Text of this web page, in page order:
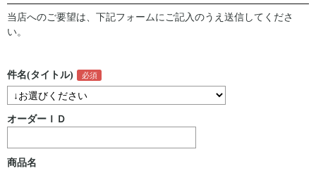
当店へのご要望は、下記フォームにご記入のうえ送信してくださ
い。
件名(タイトル)
オーダーＩＤ
商品名